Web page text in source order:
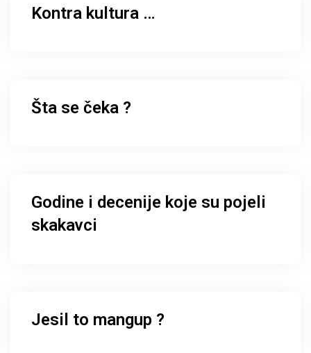
Kontra kultura …
Šta se čeka ?
Godine i decenije koje su pojeli
skakavci
Jesil to mangup ?